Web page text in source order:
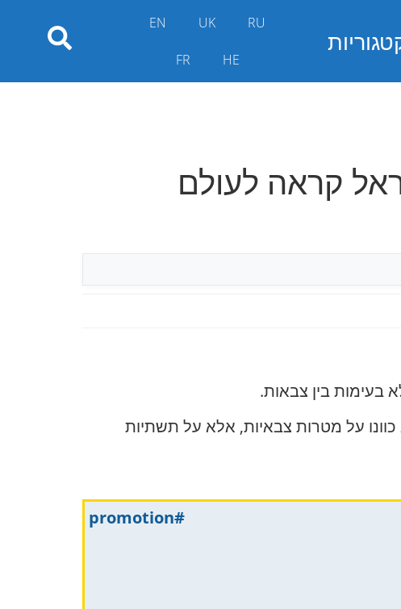
RU
UK
EN
HE
FR
קראה לעולם
בעימות בין צבאות.
על מטרות צבאיות, אלא על תשתיות
#promotion